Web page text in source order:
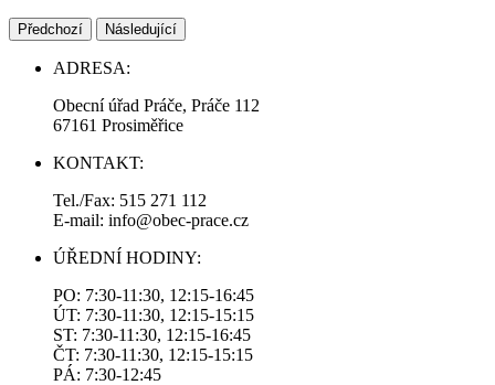
Předchozí Následující
ADRESA:
Obecní úřad Práče, Práče 112
67161 Prosiměřice
KONTAKT:
Tel./Fax: 515 271 112
E-mail: info@obec-prace.cz
ÚŘEDNÍ HODINY:
PO: 7:30-11:30, 12:15-16:45
ÚT: 7:30-11:30, 12:15-15:15
ST: 7:30-11:30, 12:15-16:45
ČT: 7:30-11:30, 12:15-15:15
PÁ: 7:30-12:45